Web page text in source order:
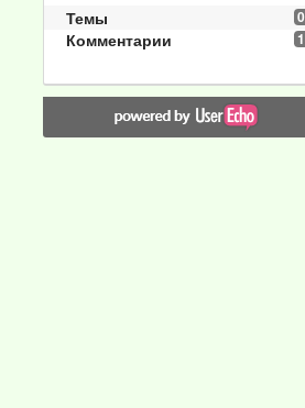
0
Темы
1
Комментарии